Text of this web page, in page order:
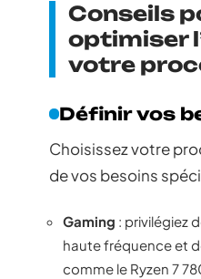
Conseils
optimiser
votre
Définir vos
Choisissez votre
de vos besoins
Gaming : privilégiez
haute fréquence et
comme le Ryzen 7